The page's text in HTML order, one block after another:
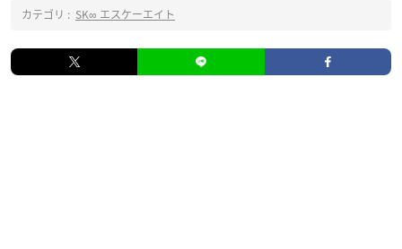
カテゴリ : SK∞ エスケーエイト